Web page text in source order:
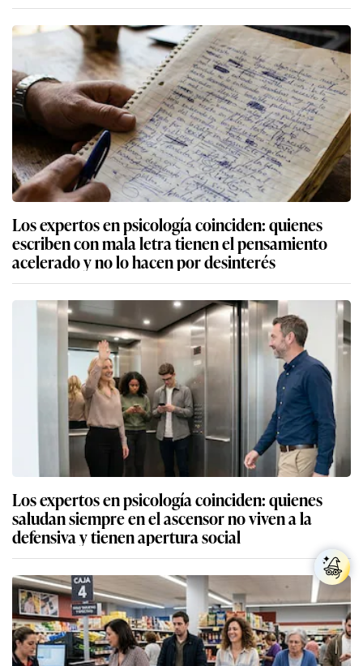
Los expertos en psicología coinciden: quienes
escriben con mala letra tienen el pensamiento
acelerado y no lo hacen por desinterés
Los expertos en psicología coinciden: quienes
saludan siempre en el ascensor no viven a la
defensiva y tienen apertura social